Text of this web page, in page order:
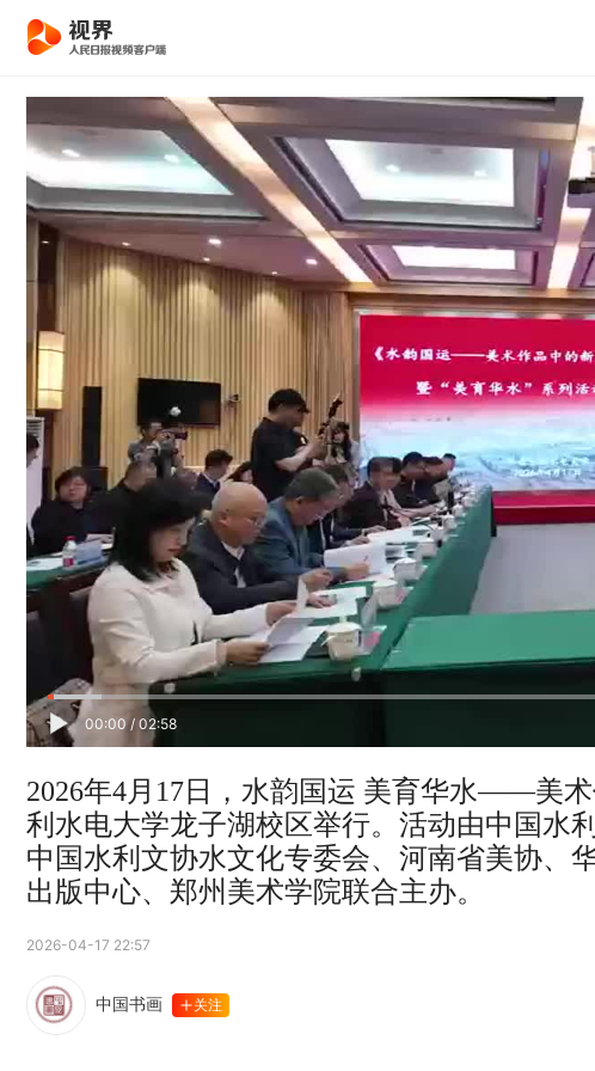
00:00 / 02:58
2026年4月17日，水韵国运 美育华水——美
利水电大学龙子湖校区举行。活动由中国水
中国水利文协水文化专委会、河南省美协、
出版中心、郑州美术学院联合主办。
2026-04-17 22:57
中国书画 关注